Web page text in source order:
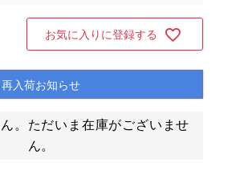
お気に入りに登録する
再入荷お知らせ
。ただいま在庫がございませ
ん。